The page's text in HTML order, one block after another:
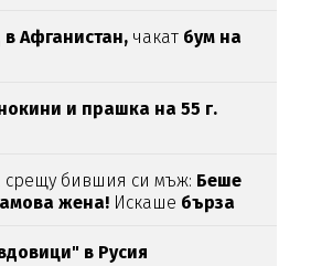
Афганистан, чакат бум на
и прашка на 55 г.
срещу бившия си мъж: Беше
жена! Искаше бърза
в Русия